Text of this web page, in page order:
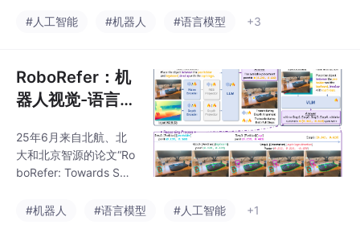
umanoid Robot AI Sys
人们的关注。随着各类
人工智能算法的突破，
以人形机器人为代表的
化学习（RL）算法的进
步大大提高人形机器人
的运动控制和泛化能
（LLM）和视觉-语言模
#人工智能 #机器人 #语言模型 +3
RoboRefer：机
器人视觉-语言
理的空间参考
25年6月来自北航、北
大和北京智源的论文“Ro
boRefer: Towards Spa
soning in Vision-Langu
#机器人 #语言模型 #人工智能 +1